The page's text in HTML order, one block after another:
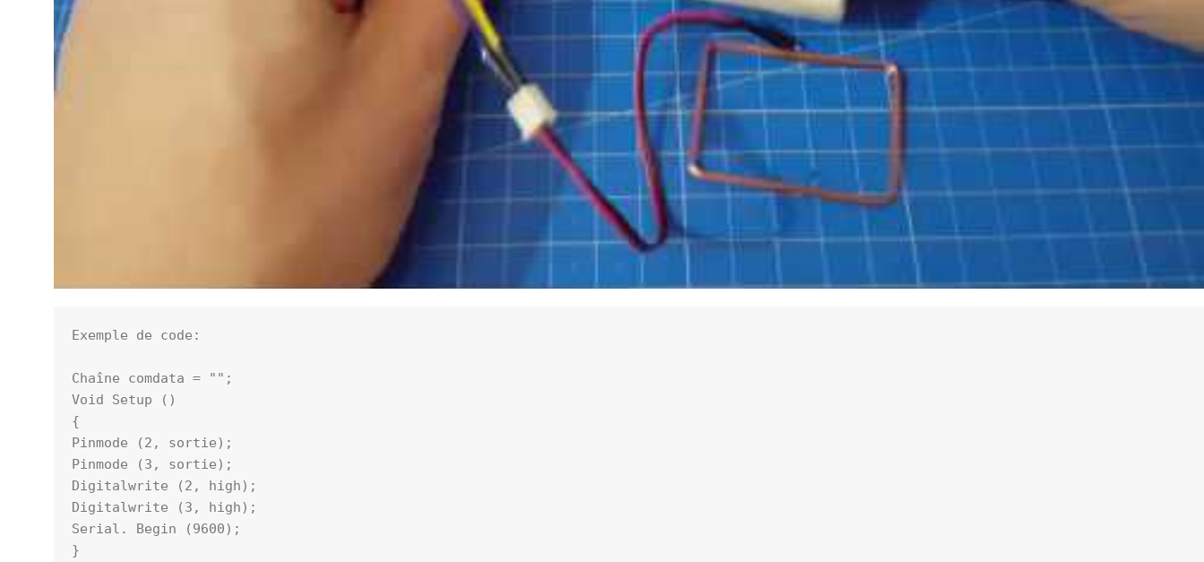
Exemple de code:
Chaîne comdata = "";
Void Setup ()
{
Pinmode (2, sortie);
Pinmode (3, sortie);
Digitalwrite (2, high);
Digitalwrite (3, high);
Serial. Begin (9600);
}